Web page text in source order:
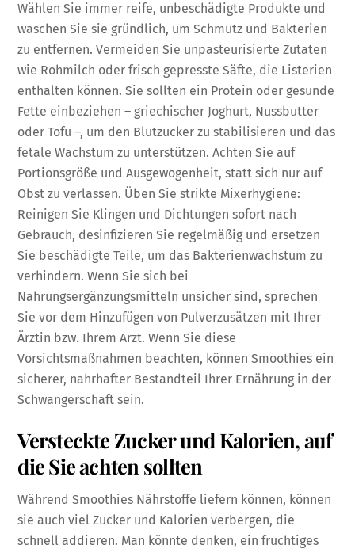
Wählen Sie immer reife, unbeschädigte Produkte und
waschen Sie sie gründlich, um Schmutz und Bakterien
zu entfernen. Vermeiden Sie unpasteurisierte Zutaten
wie Rohmilch oder frisch gepresste Säfte, die Listerien
enthalten können. Sie sollten ein Protein oder gesunde
Fette einbeziehen – griechischer Joghurt, Nussbutter
oder Tofu –, um den Blutzucker zu stabilisieren und das
fetale Wachstum zu unterstützen. Achten Sie auf
Portionsgröße und Ausgewogenheit, statt sich nur auf
Obst zu verlassen. Üben Sie strikte Mixerhygiene:
Reinigen Sie Klingen und Dichtungen sofort nach
Gebrauch, desinfizieren Sie regelmäßig und ersetzen
Sie beschädigte Teile, um das Bakterienwachstum zu
verhindern. Wenn Sie sich bei
Nahrungsergänzungsmitteln unsicher sind, sprechen
Sie vor dem Hinzufügen von Pulverzusätzen mit Ihrer
Ärztin bzw. Ihrem Arzt. Wenn Sie diese
Vorsichtsmaßnahmen beachten, können Smoothies ein
sicherer, nahrhafter Bestandteil Ihrer Ernährung in der
Schwangerschaft sein.
Versteckte Zucker und Kalorien, auf
die Sie achten sollten
Während Smoothies Nährstoffe liefern können, können
sie auch viel Zucker und Kalorien verbergen, die
schnell addieren. Man könnte denken, ein fruchtiges